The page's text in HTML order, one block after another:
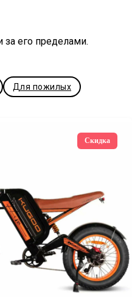
за его пределами.
Для пожилых
Скидка